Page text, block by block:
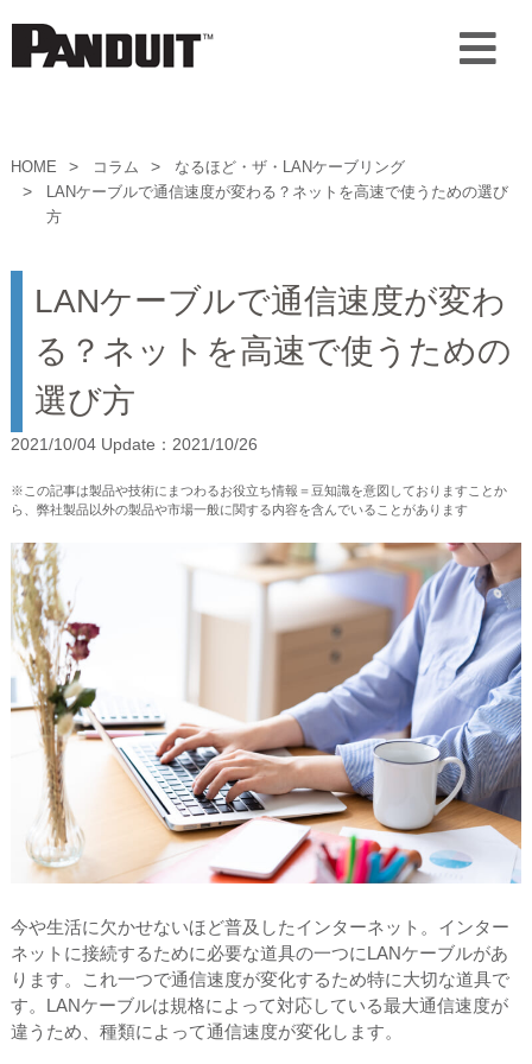
HOME コラム
なるほど・ザ・LANケーブリング
LANケーブルで通信速度が変わる？ネットを高速で使うための選び
方
LANケーブルで通信速度が変わ
る？ネットを高速で使うための
選び方
2021/10/04 Update：2021/10/26
※この記事は製品や技術にまつわるお役立ち情報＝豆知識を意図しておりますことか
ら、弊社製品以外の製品や市場一般に関する内容を含んでいることがあります
今や生活に欠かせないほど普及したインターネット。インター
ネットに接続するために必要な道具の一つにLANケーブルがあ
ります。これ一つで通信速度が変化するため特に大切な道具で
す。LANケーブルは規格によって対応している最大通信速度が
違うため、種類によって通信速度が変化します。